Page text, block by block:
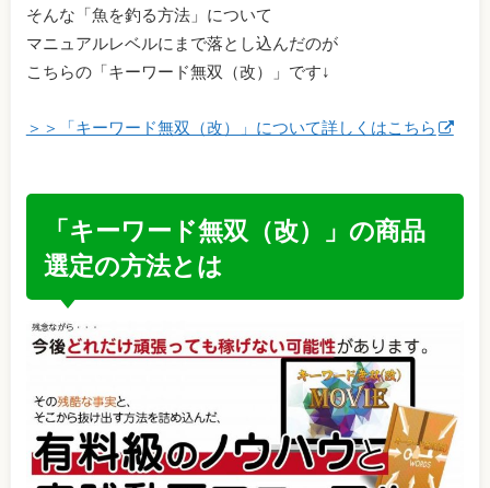
そんな「魚を釣る方法」について
マニュアルレベルにまで落とし込んだのが
こちらの「キーワード無双（改）」です↓
＞＞「キーワード無双（改）」について詳しくはこちら
「キーワード無双（改）」の商品
選定の方法とは